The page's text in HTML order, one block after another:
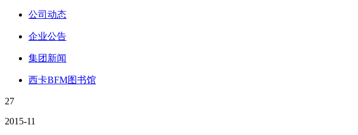
公司动态
企业公告
集团新闻
西卡BFM图书馆
27
2015-11